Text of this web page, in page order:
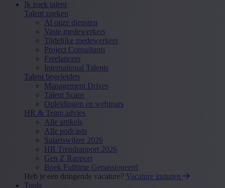
Ik zoek talent
Talent zoeken
Al onze diensten
Vaste medewerkers
Tijdelijke medewerkers
Project Consultants
Freelancers
International Talents
Talent begeleiden
Management Drives
Talent Scans
Opleidingen en webinars
HR & Team advies
Alle artikels
Alle podcasts
Salariswijzer 2026
HR Trendrapport 2026
Gen Z Rapport
Boek Fulltime Gepassioneerd
Heb je een dringende vacature? Vacature insturen
Tools